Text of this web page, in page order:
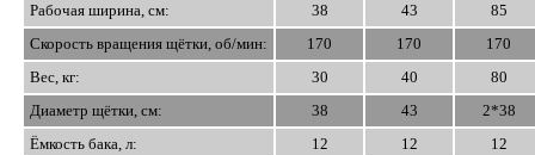
Рабочая ширина, см:
38 43
85
Скорость вращения щётки, об/мин:
170 170
170
Вес, кг:
30 40
80
Диаметр щётки, см:
38 43
2*38
Ёмкость бака, л:
12 12
12